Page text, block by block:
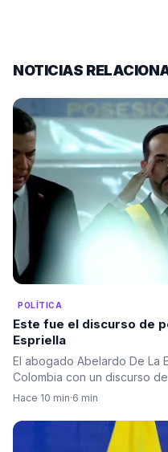
NOTICIAS
POLÍTICA
Este fue el discurso de
Espriella
El abogado Abelardo De La
Colombia con un discurso
Hace 10 min·6 min